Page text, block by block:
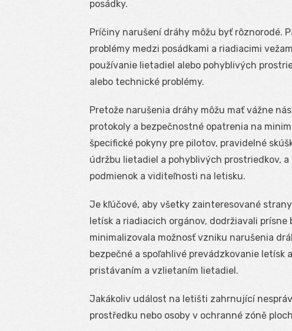
posádky.
Príčiny narušení dráhy môžu byť rôznorodé.
problémy medzi posádkami a riadiacimi
používanie lietadiel alebo pohyblivých
alebo technické problémy.
Pretože narušenia dráhy môžu mať vážne
protokoly a bezpečnostné opatrenia na
špecifické pokyny pre pilotov, pravidelné
údržbu lietadiel a pohyblivých prostriedkov,
podmienok a viditeľnosti na letisku.
Je kľúčové, aby všetky zainteresované
letísk a riadiacich orgánov, dodržiavali
minimalizovala možnosť vzniku narušenia
bezpečné a spoľahlivé prevádzkovanie
pristávaním a vzlietaním lietadiel.
Jakákoliv událost na letišti zahrnující
prostředku nebo osoby v ochranné zóně